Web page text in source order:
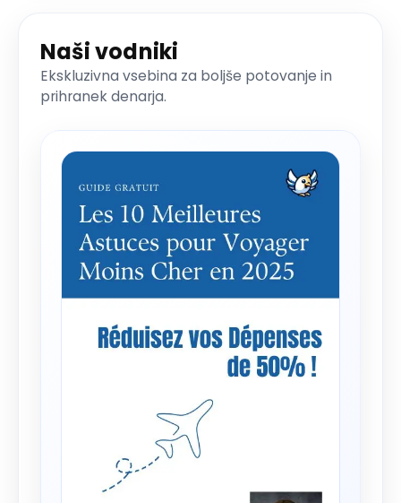
Naši vodniki
Ekskluzivna vsebina za boljše potovanje in
prihranek denarja.